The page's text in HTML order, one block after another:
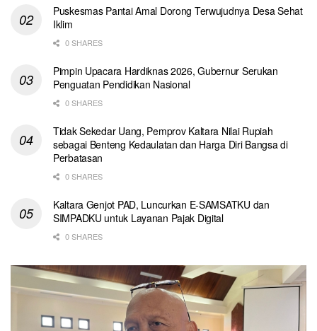
Puskesmas Pantai Amal Dorong Terwujudnya Desa Sehat
Iklim
0 SHARES
Pimpin Upacara Hardiknas 2026, Gubernur Serukan
Penguatan Pendidikan Nasional
0 SHARES
Tidak Sekedar Uang, Pemprov Kaltara Nilai Rupiah
sebagai Benteng Kedaulatan dan Harga Diri Bangsa di
Perbatasan
0 SHARES
Kaltara Genjot PAD, Luncurkan E-SAMSATKU dan
SIMPADKU untuk Layanan Pajak Digital
0 SHARES